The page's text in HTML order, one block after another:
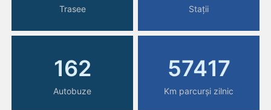
Trasee Stații
162
Autobuze
57417
Km parcurși zilnic